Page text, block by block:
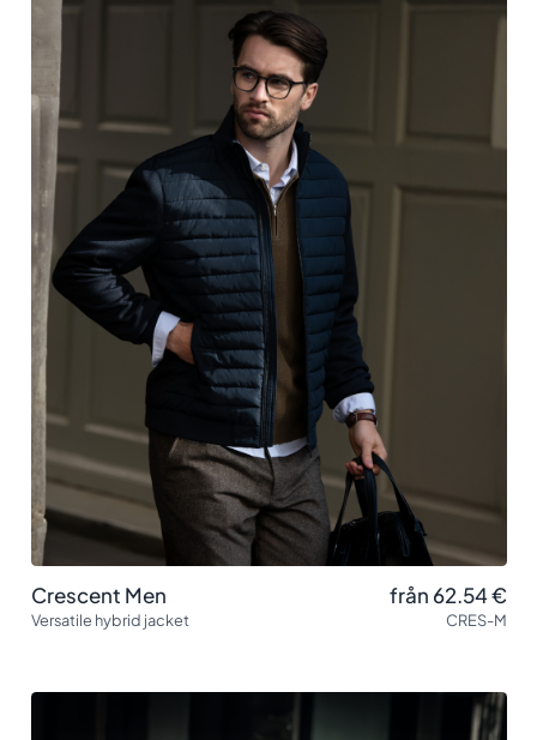
Crescent Men
Versatile hybrid jacket
från 62.54€
CRES-M